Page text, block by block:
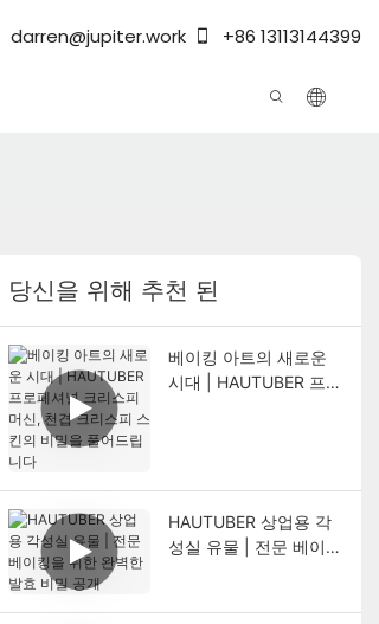
darren@jupiter.work +86 13113144399
당신을 위해 추천 된
베이킹 아트의 새로운
시대 | HAUTUBER 프로
HAUTUBER 상업용 각
성실 유물 | 전문 베이킹